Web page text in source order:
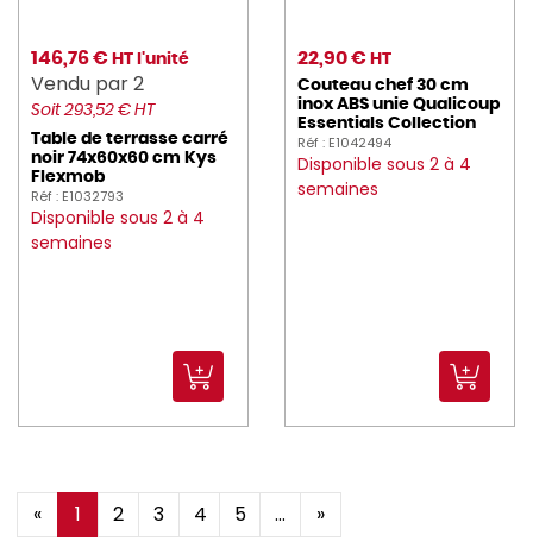
PRO_MUNDI (898)
PROBBAX (98)
PROOF (72)
PUJADAS (57)
ROBOT_COUPE (137)
ROBUR (467)
ROLLER_GRILL (5)
146,76 € HT l'unité
Vendu par 2
Soit 293,52 € HT
Table de terrasse carré
noir 74x60x60 cm Kys
Flexmob
Réf : E1032793
Disponible sous 2 à 4
semaines
22,90 € HT
Couteau chef 30 cm
inox ABS unie Qualicoup
Essentials Collection
Réf : E1042494
Disponible sous 2 à 4
semaines
« 1 2 3 4 5 ... »